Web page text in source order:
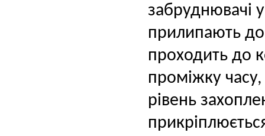
забруднювачі
прилипають
проходить до
проміжку
рівень